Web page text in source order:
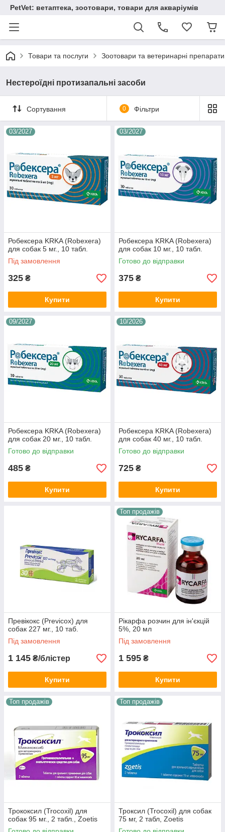
PetVet: ветаптека, зоотовари, товари для акваріумів
Товари та послуги Зоотовари та ветеринарні препарати
Нестероїдні протизапальні засоби
Сортування 0 Фільтри
03/2027
Робексера KRKA (Robexera)
для собак 5 мг., 10 табл.
Під замовлення
325 ₴
Купити
03/2027
Робексера KRKA (Robexera)
для собак 10 мг., 10 табл.
Готово до відправки
375 ₴
Купити
09/2027
Робексера KRKA (Robexera)
для собак 20 мг., 10 табл.
Готово до відправки
485 ₴
Купити
10/2026
Робексера KRKA (Robexera)
для собак 40 мг., 10 табл.
Готово до відправки
725 ₴
Купити
Превікокс (Previcox) для
собак 227 мг., 10 таб.
Під замовлення
1 145 ₴/блістер
Купити
Топ продажів
Рікарфа розчин для ін'єкцій
5%, 20 мл
Під замовлення
1 595 ₴
Купити
Топ продажів
Трококсил (Trocoxil) для
собак 95 мг., 2 табл., Zoetis
Топ продажів
Троксил (Trocoxil) для собак
75 мг, 2 табл, Zoetis